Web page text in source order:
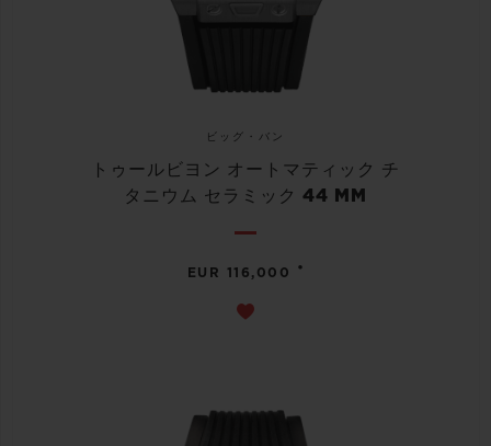
ビッグ・バン
トゥールビヨン オートマティック チ
タニウム セラミック 44 MM
EUR 116,000 •